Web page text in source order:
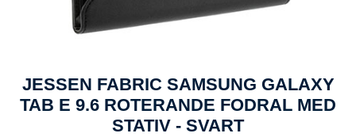
JESSEN FABRIC SAMSUNG GALAXY
TAB E 9.6 ROTERANDE FODRAL MED
STATIV - SVART